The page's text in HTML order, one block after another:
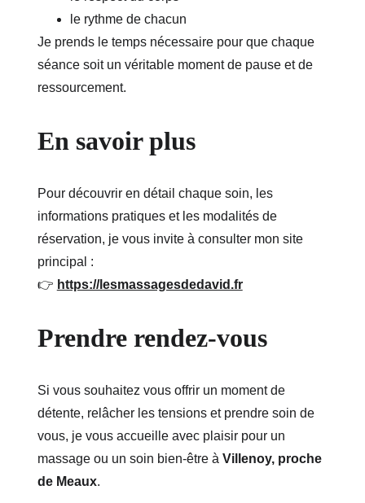
le rythme de chacun
Je prends le temps nécessaire pour que chaque
séance soit un véritable moment de pause et de
ressourcement.
En savoir plus
Pour découvrir en détail chaque soin, les
informations pratiques et les modalités de
réservation, je vous invite à consulter mon site
principal :
👉 https://lesmassagesdedavid.fr
Prendre rendez-vous
Si vous souhaitez vous offrir un moment de
détente, relâcher les tensions et prendre soin de
vous, je vous accueille avec plaisir pour un
massage ou un soin bien-être à Villenoy, proche
de Meaux.